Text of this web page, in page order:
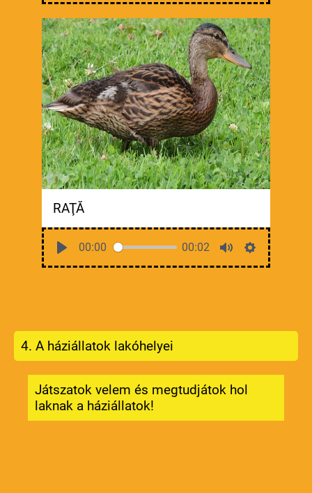
RAŢĂ
00:00 00:02
4. A háziállatok lakóhelyei
Játszatok velem és megtudjátok hol
laknak a háziállatok!